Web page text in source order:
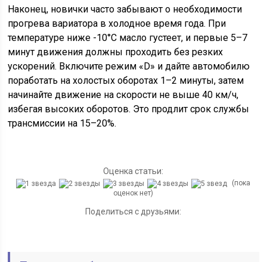
Наконец, новички часто забывают о необходимости
прогрева вариатора в холодное время года. При
температуре ниже -10°C масло густеет, и первые 5–7
минут движения должны проходить без резких
ускорений. Включите режим «D» и дайте автомобилю
поработать на холостых оборотах 1–2 минуты, затем
начинайте движение на скорости не выше 40 км/ч,
избегая высоких оборотов. Это продлит срок службы
трансмиссии на 15–20%.
Оценка статьи:
(пока
оценок нет)
Поделиться с друзьями: